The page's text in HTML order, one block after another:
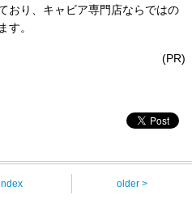
おり、キャビア専門店ならではの
す。
(PR)
older >